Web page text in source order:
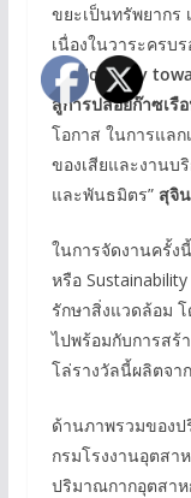
ขยะเป็นทรัพยากร
เนื่องในวาระครบ
the Journey
สู่การปล่อยก๊าซเรื
โอกาส ในการแล
ของเสียและงานบ
และพันธมิตร” สุจิ
ในการจัดงานครั้ง
หรือ
รักษาสิ่งแวดล้อม
ไปพร้อมกับการสร้
โล่รางวัลนี้ผลิตจา
ด้านภาพรวมของ
กรมโรงงานอุตสา
ปริมาณกากอุตสาห